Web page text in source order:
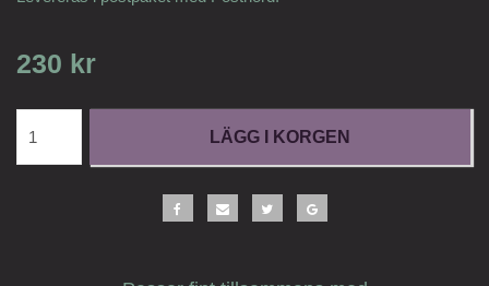
230 kr
LÄGG I KORGEN